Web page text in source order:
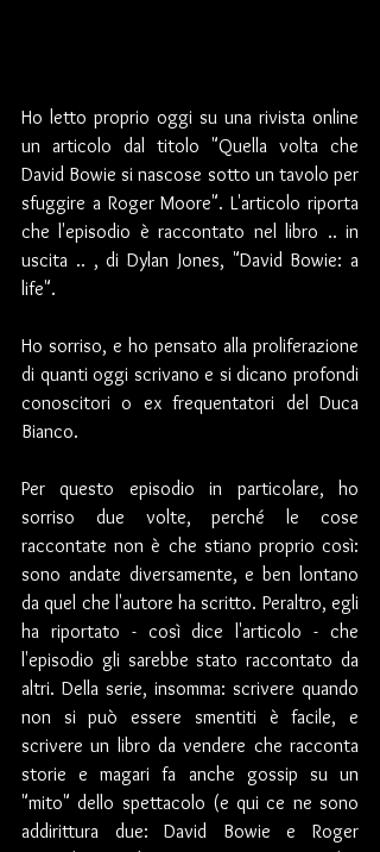
Ho letto proprio oggi su una rivista online
un articolo dal titolo "Quella volta che
David Bowie si nascose sotto un tavolo per
sfuggire a Roger Moore". L'articolo riporta
che l'episodio è raccontato nel libro .. in
uscita .. , di Dylan Jones, "David Bowie: a
life".
Ho sorriso, e ho pensato alla proliferazione
di quanti oggi scrivano e si dicano profondi
conoscitori o ex frequentatori del Duca
Bianco.
Per questo episodio in particolare, ho
sorriso due volte, perché le cose
raccontate non è che stiano proprio così:
sono andate diversamente, e ben lontano
da quel che l'autore ha scritto. Peraltro, egli
ha riportato - così dice l'articolo - che
l'episodio gli sarebbe stato raccontato da
altri. Della serie, insomma: scrivere quando
non si può essere smentiti è facile, e
scrivere un libro da vendere che racconta
storie e magari fa anche gossip su un
"mito" dello spettacolo (e qui ce ne sono
addirittura due: David Bowie e Roger